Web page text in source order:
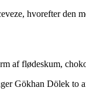
hvorefter den
af flødeskum,
Gökhan Dölek to